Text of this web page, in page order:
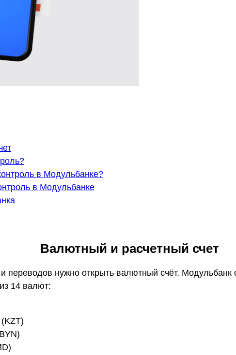
в Модульбанке?
в Модульбанке
Валютный и расчетный счет
переводов нужно открыть валютный счёт. Модульбанк
14 валют:
(KZT)